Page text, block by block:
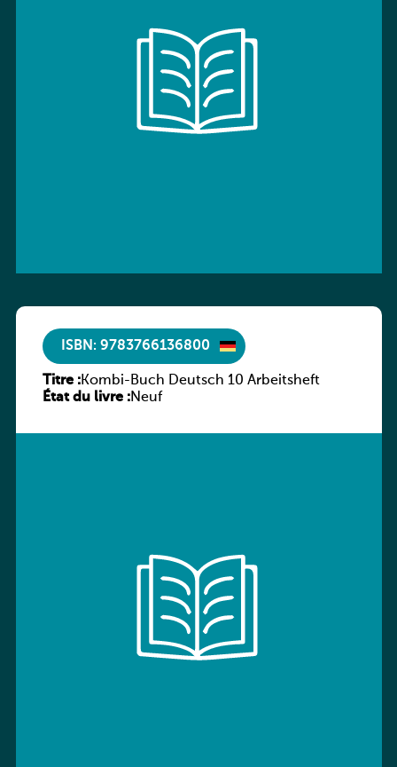
ISBN: 9783766136800
Titre :Kombi-Buch Deutsch 10 Arbeitsheft
État du livre :Neuf